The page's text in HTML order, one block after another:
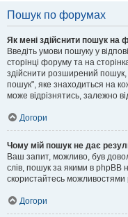
Пошук по форумах
Як мені здійснити пошук на
Введіть умови пошуку у
сторінці форуму та на
здійснити розширений
пошук", яке знаходиться на
може відрізнятись, залежно
Догори
Чому мій пошук не дає
Ваш запит, можливо, був
слів, пошук за якими в phpBB
скористайтесь
Догори